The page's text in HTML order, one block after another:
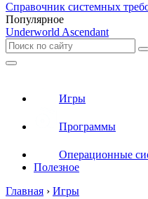
Справочник системных
Популярное
Underworld Ascendant
Игры
Программы
Операционные
Полезное
Главная › Игры